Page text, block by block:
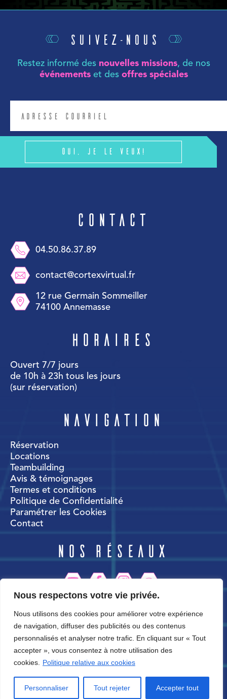
Nous respectons votre vie privée.
Nous utilisons des cookies pour améliorer votre expérience
de navigation, diffuser des publicités ou des contenus
personnalisés et analyser notre trafic. En cliquant sur « Tout
accepter », vous consentez à notre utilisation des
cookies.
Politique relative aux cookies
Personnaliser Tout rejeter Accepter tout
Suivez-nous
Restez informé des nouvelles missions, de nos
événementset des offres spéciales
Oui, je le veux!
Contact
04.50.86.37.89
contact@cortexvirtual.fr
12 rue Germain Sommeiller
74100 Annemasse
Horaires
Ouvert 7/7 jours
de 10h à 23h tous les jours
(sur réservation)
Navigation
Réservation
Locations
Teambuilding
Avis & témoignages
Termes et conditions
Politique de Confidentialité
Paramétrer les Cookies
Contact
Nos réseaux
CortexWorld